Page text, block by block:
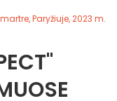
Paryžiuje, 2023 m.